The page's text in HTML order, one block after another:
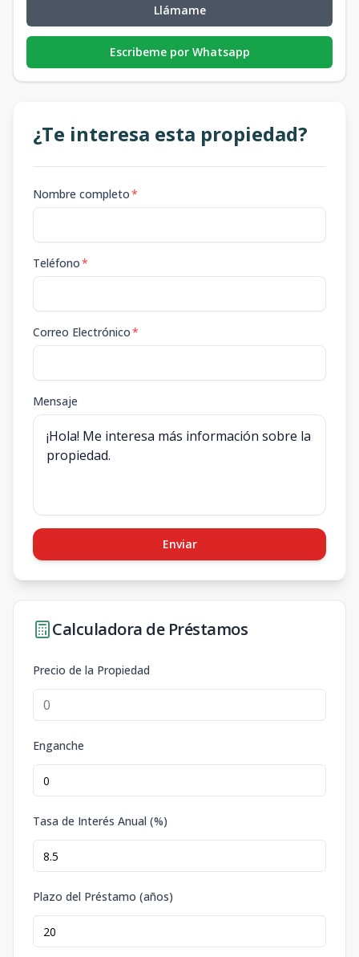
Llámame
Escribeme por Whatsapp
¿Te interesa esta propiedad?
Nombre completo*
Teléfono*
Correo Electrónico*
Mensaje
Enviar
Calculadora de Préstamos
Precio de la Propiedad
Enganche
Tasa de Interés Anual (%)
Plazo del Préstamo (años)